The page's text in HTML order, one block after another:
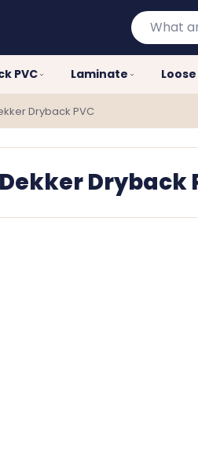
What
are
you
looking
PVC Laminate
Dryback PVC
Dryback